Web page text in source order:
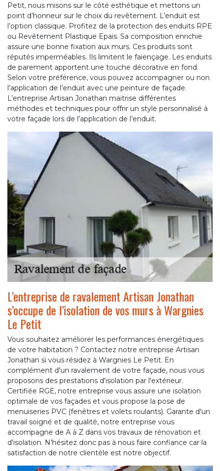
Petit, nous misons sur le côté esthétique et mettons un
point d’honneur sur le choix du revêtement. L’enduit est
l’option classique. Profitez de la protection des enduits RPE
ou Revêtement Plastique Epais. Sa composition enrichie
assure une bonne fixation aux murs. Ces produits sont
réputés imperméables. Ils limitent le faïençage. Les enduits
de parement apportent une touche décorative en fond.
Selon votre préférence, vous pouvez accompagner ou non
l’application de l’enduit avec une peinture de façade.
L’entreprise Artisan Jonathan maitrise différentes
méthodes et techniques pour offrir un style personnalisé à
votre façade lors de l’application de l’enduit.
L’entreprise de ravalement Artisan Jonathan
s’occupe de l’isolation de vos murs à Wargnies
Le Petit
Vous souhaitez améliorer les performances énergétiques
de votre habitation ? Contactez notre entreprise Artisan
Jonathan si vous résidez à Wargnies Le Petit. En
complément d'un ravalement de votre façade, nous vous
proposons des prestations d'isolation par l'extérieur.
Certifiée RGE, notre entreprise vous assure une isolation
optimale de vos façades et vous propose la pose de
menuiseries PVC (fenêtres et volets roulants). Garante d'un
travail soigné et de qualité, notre entreprise vous
accompagne de A à Z dans vos travaux de rénovation et
d'isolation. N’hésitez donc pas à nous faire confiance car la
satisfaction de notre clientèle est notre objectif.